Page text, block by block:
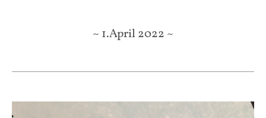
~ 1.April 2022 ~